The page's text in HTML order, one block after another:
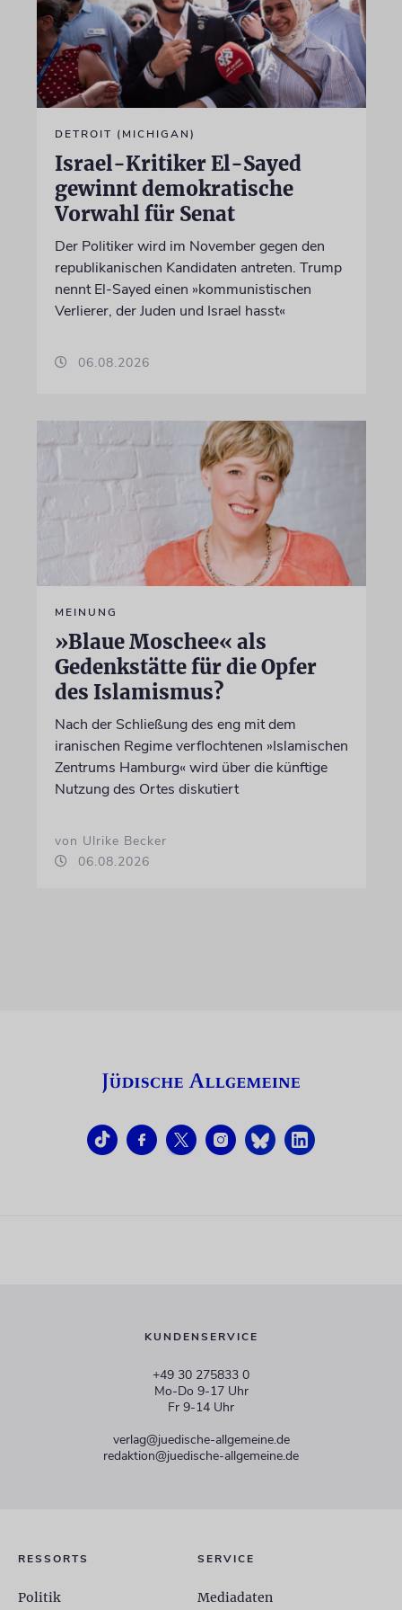
DETROIT (MICHIGAN)
Israel-Kritiker El-Sayed
gewinnt demokratische
Vorwahl für Senat
Der Politiker wird im November gegen den
republikanischen Kandidaten antreten. Trump
nennt El-Sayed einen »kommunistischen
Verlierer, der Juden und Israel hasst«
06.08.2026
MEINUNG
»Blaue Moschee« als
Gedenkstätte für die Opfer
des Islamismus?
Nach der Schließung des eng mit dem
iranischen Regime verflochtenen »Islamischen
Zentrums Hamburg« wird über die künftige
Nutzung des Ortes diskutiert
von Ulrike Becker
06.08.2026
KUNDENSERVICE
+49 30 275833 0
Mo-Do 9-17 Uhr
Fr 9-14 Uhr
verlag@juedische-allgemeine.de
redaktion@juedische-allgemeine.de
RESSORTS
Politik
SERVICE
Mediadaten